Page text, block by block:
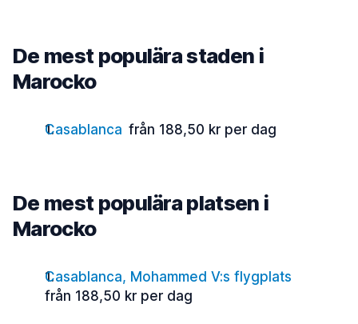
De mest populära staden i
Marocko
Casablanca från 188,50 kr per dag
De mest populära platsen i
Marocko
Casablanca, Mohammed V:s flygplats
från 188,50 kr per dag